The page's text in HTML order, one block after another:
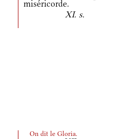
miséricorde.
XI. s.
On dit le Gloria.